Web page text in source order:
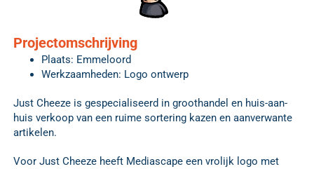
Projectomschrijving
Plaats: Emmeloord
Werkzaamheden: Logo ontwerp
Just Cheeze is gespecialiseerd in groothandel en huis-aan-
huis verkoop van een ruime sortering kazen en aanverwante
artikelen.
Voor Just Cheeze heeft Mediascape een vrolijk logo met